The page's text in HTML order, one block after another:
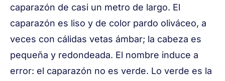
caparazón de casi un metro de largo. El
caparazón es liso y de color pardo oliváceo, a
veces con cálidas vetas ámbar; la cabeza es
pequeña y redondeada. El nombre induce a
error: el caparazón no es verde. Lo verde es la